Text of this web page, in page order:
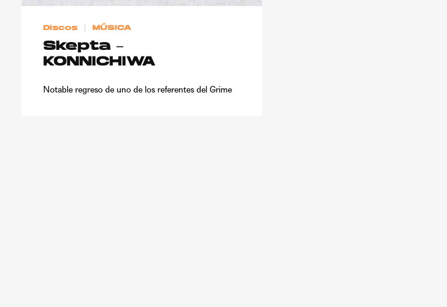
Discos MÚSICA
Skepta –
KONNICHIWA
Notable regreso de uno de los referentes del Grime